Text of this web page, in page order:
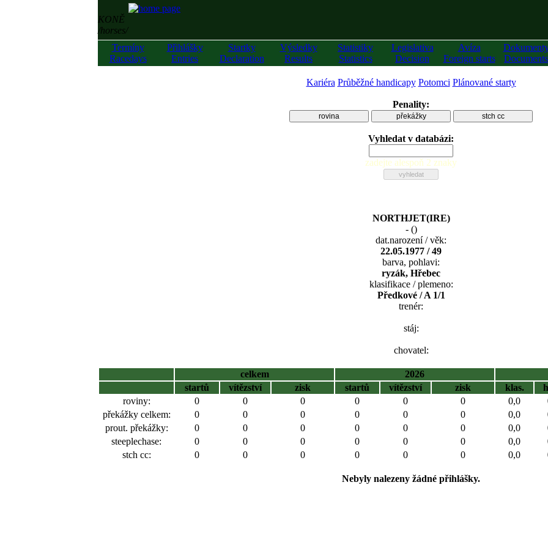
KONĚ
/horses/
Termíny
Racedays
Přihlášky
Entries
Startky
Declaration
Výsledky
Results
Statistiky
Statistics
Legislativa
Decision
Avíza
Foreign starts
Documents
Kariéra Průběžné handicapy Potomci Plánované starty
Penality:
rovina překážky stch cc
Vyhledat v databázi:
zadejte alespoň 2 znaky
NORTHJET(IRE)
-()
dat.narození / věk:
22.05.1977 / 49
barva, pohlavi:
ryzák, Hřebec
klasifikace / plemeno:
Předkové / A 1/1
trenér:
stáj:
chovatel:
celkem
2026
startů
vítězství zisk startů vítězství zisk klas.
roviny:
0 0 0 0 0 0 0,0
překážky celkem:
0 0 0 0 0 0 0,0
prout. překážky:
0 0 0 0 0 0 0,0
steeplechase:
0 0 0 0 0 0 0,0
stch cc:
0 0 0 0 0 0 0,0
Nebyly nalezeny žádné přihlášky.